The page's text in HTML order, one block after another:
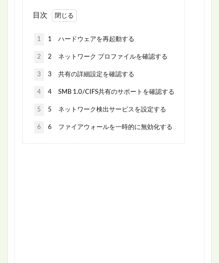
目次
1 1 ハードウェアを再起動する
2 2 ネットワーク プロファイルを確認する
3 3 共有の詳細設定を確認する
4 4 SMB 1.0/CIFS共有のサポートを確認する
5 5 ネットワーク検出サービスを設定する
6 6 ファイアウォールを一時的に無効化する